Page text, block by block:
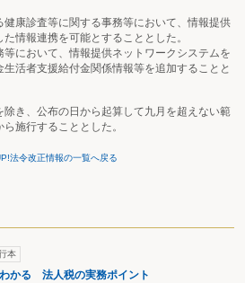
診査等に関する事務等において、情報提供
情報連携を可能とすることとした。
おいて、情報提供ネットワークシステムを
活者支援給付金関係情報等を追加することと
き、公布の日から起算して九月を超えない範
施行することとした。
法令改正情報の一覧へ戻る
本
かる 法人税の実務ポイント